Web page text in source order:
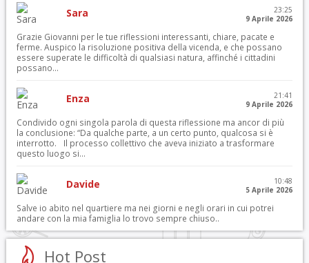
Sara
23:25
9 Aprile 2026
Grazie Giovanni per le tue riflessioni interessanti, chiare, pacate e
ferme. Auspico la risoluzione positiva della vicenda, e che possano
essere superate le difficoltà di qualsiasi natura, affinché i cittadini
possano...
Enza
21:41
9 Aprile 2026
Condivido ogni singola parola di questa riflessione ma ancor di più
la conclusione: “Da qualche parte, a un certo punto, qualcosa si è
interrotto. Il processo collettivo che aveva iniziato a trasformare
questo luogo si...
Davide
10:48
5 Aprile 2026
Salve io abito nel quartiere ma nei giorni e negli orari in cui potrei
andare con la mia famiglia lo trovo sempre chiuso..
Hot Post